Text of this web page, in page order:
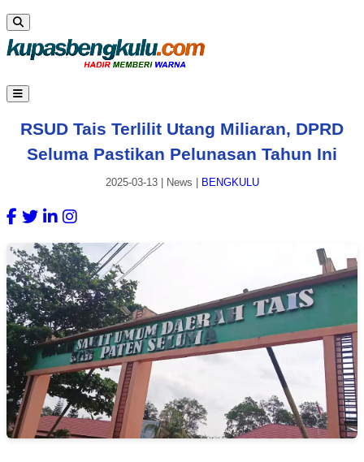
RSUD Tais Terlilit Utang Miliaran, DPRD
Seluma Pastikan Pelunasan Tahun Ini
2025-03-13| News BENGKULU